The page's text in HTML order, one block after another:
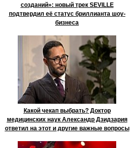
созданий»: новый трек SEVILLE
подтвердил её статус бриллианта шоу-
бизнеса
Какой чекап выбрать? Доктор
медицинских наук Александр Дзидзария
ответил на этот и другие важные вопросы